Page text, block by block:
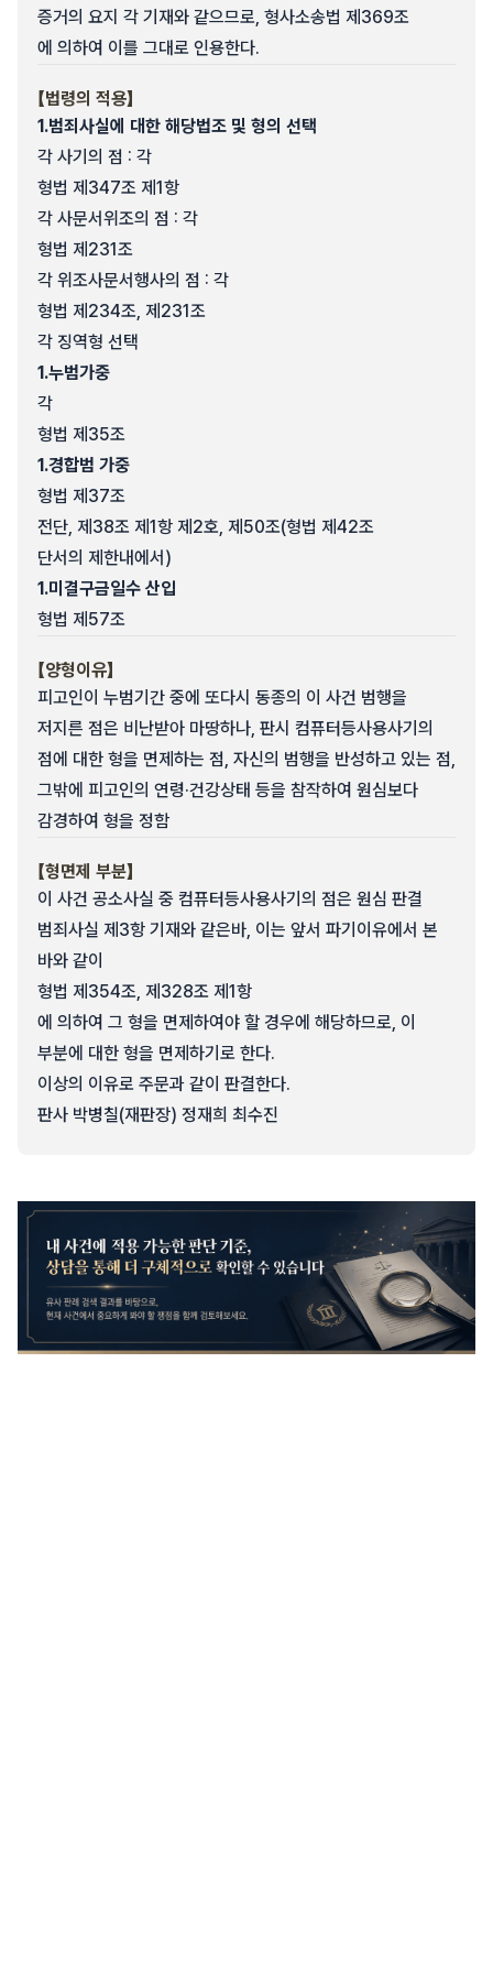
증거의 요지 각 기재와 같으므로, 형사소송법 제369조
에 의하여 이를 그대로 인용한다.
【법령의 적용】
1.범죄사실에 대한 해당법조 및 형의 선택
각 사기의 점 : 각
형법 제347조 제1항
각 사문서위조의 점 : 각
형법 제231조
각 위조사문서행사의 점 : 각
형법 제234조, 제231조
각 징역형 선택
1.누범가중
각
형법 제35조
1.경합범 가중
형법 제37조
전단, 제38조 제1항 제2호, 제50조(형법 제42조
단서의 제한내에서)
1.미결구금일수 산입
형법 제57조
【양형이유】
피고인이 누범기간 중에 또다시 동종의 이 사건 범행을
저지른 점은 비난받아 마땅하나, 판시 컴퓨터등사용사기의
점에 대한 형을 면제하는 점, 자신의 범행을 반성하고 있는 점,
그밖에 피고인의 연령·건강상태 등을 참작하여 원심보다
감경하여 형을 정함
【형면제 부분】
이 사건 공소사실 중 컴퓨터등사용사기의 점은 원심 판결
범죄사실 제3항 기재와 같은바, 이는 앞서 파기이유에서 본
바와 같이
형법 제354조, 제328조 제1항
에 의하여 그 형을 면제하여야 할 경우에 해당하므로, 이
부분에 대한 형을 면제하기로 한다.
이상의 이유로 주문과 같이 판결한다.
판사 박병칠(재판장) 정재희 최수진